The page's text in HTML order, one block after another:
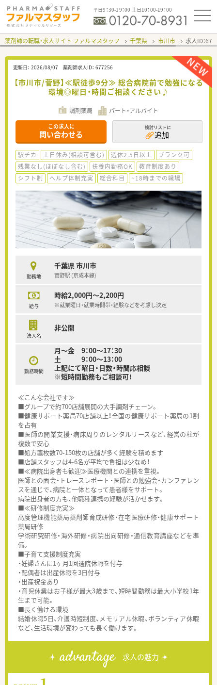
平日9：30-19：00 土日10：00-19：00
薬剤師の転職・求人サイト ファルマスタッフ 千葉県 市川市 求人ID：
更新日： 2026/08/07 薬剤師求人ID： 677256
【市川市/菅野】≪駅徒歩9分≫ 総合病院前で勉強になる
環境◎曜日・時間ご相談ください♪
調剤薬局 パート・アルバイト
この求人に
問い合わせる
検討リストに
追加
駅チカ 土日休み(相談可含む) 週休2.5日以上
ブランク可
残業なし(ほぼなし含む)
扶養内勤務OK
教育制度あり
シフト制
ヘルプ体制充実 総合科目 ~18時までの職場
勤務地
千葉県 市川市
菅野駅 (京成本線)
給与
時給2,000円～2,200円
※就業曜日・就業時間帯・経験などを考慮し決定
法人名
非公開
勤務時間
月〜金 9：00〜17：30
土 9：00〜13：00
上記にて曜日・日数・時間応相談
※短時間勤務もご相談可！
≪こんな会社です≫
■グループで約700店舗展開の大手調剤チェーン。
■健康サポート薬局70店舗以上！全国の健康サポート薬局の1割
を占有
■医師の開業支援・病床周りのレンタルリースなど、経営の柱が
複数で安心
■処方箋枚数70-150枚の店舗が多く経験を積めます
■店舗スタッフは4-6名が平均で負担は少なめ！
■≪病院出身者も歓迎≫医療機関との連携を重視。
医師との面会・トレースレポート・医師との勉強会・カンファレン
スを通じで、病院と一体となって患者様をサポート。
病院出身者の方も、他職種連携の経験が活かせます。
■≪研修制度充実≫
高度管理機能薬局薬剤師育成研修・在宅医療研修・健康サポート
薬局研修
学術研究研修・海外研修・病院出向研修・通信教育講座などを準
備。
■子育て支援制度充実
・妊婦さんに1ヶ月1回通院休暇を付与
・配偶者は出産休暇を3日付与
・出産祝金あり
・育児休業はお子様が最大3歳まで、短時間勤務は最大小学校1年
生まで可能。
■長く働ける環境
結婚休暇5日、介護時短制度、メモリアル休暇、ボランティア休暇
など、生活環境が変わっても長く働けます。
advantage 求人の魅力